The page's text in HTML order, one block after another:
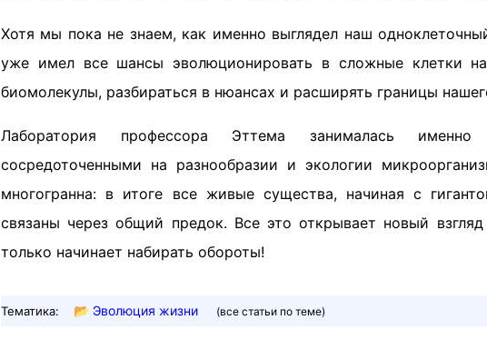
Хотя мы пока не знаем, как именно выглядел наш
уже имел все шансы эволюционировать в сложные клетки
биомолекулы, разбираться в нюансах и расширять границы
Лаборатория профессора Эттема занималась именно
сосредоточенными на разнообразии и экологии
многогранна: в итоге все живые существа, начиная с
связаны через общий предок. Все это открывает новый
только начинает набирать обороты!
Тематика: 📂 Эволюция жизни (все статьи по теме)